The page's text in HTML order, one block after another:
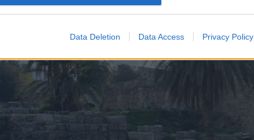
Data Deletion Data Access Privacy Policy